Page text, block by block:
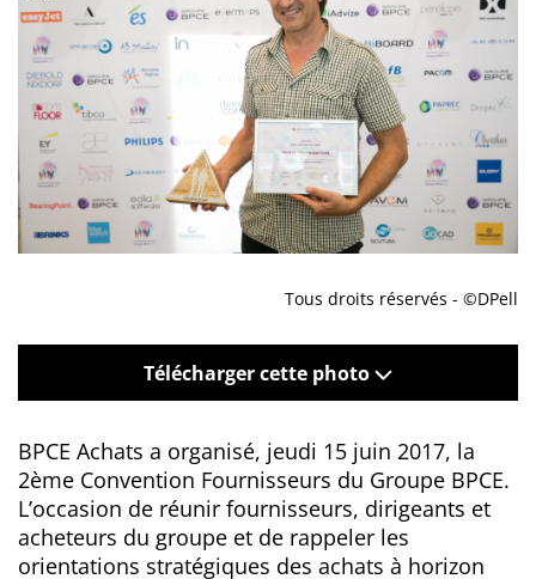
Tous droits réservés - ©DPell
Télécharger cette photo
BPCE Achats a organisé, jeudi 15 juin 2017, la
2ème Convention Fournisseurs du Groupe BPCE.
L’occasion de réunir fournisseurs, dirigeants et
acheteurs du groupe et de rappeler les
orientations stratégiques des achats à horizon